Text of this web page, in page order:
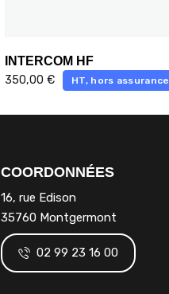
INTERCOM HF
350,00 € HT, hors assurance
COORDONNÉES
16, rue Edison
35760 Montgermont
02 99 23 16 00